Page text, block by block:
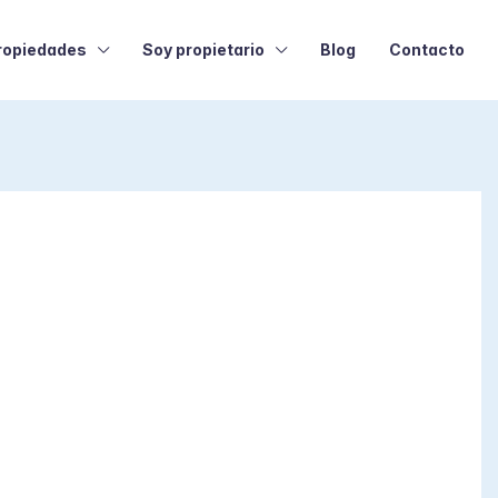
Soy propietario Blog Contacto